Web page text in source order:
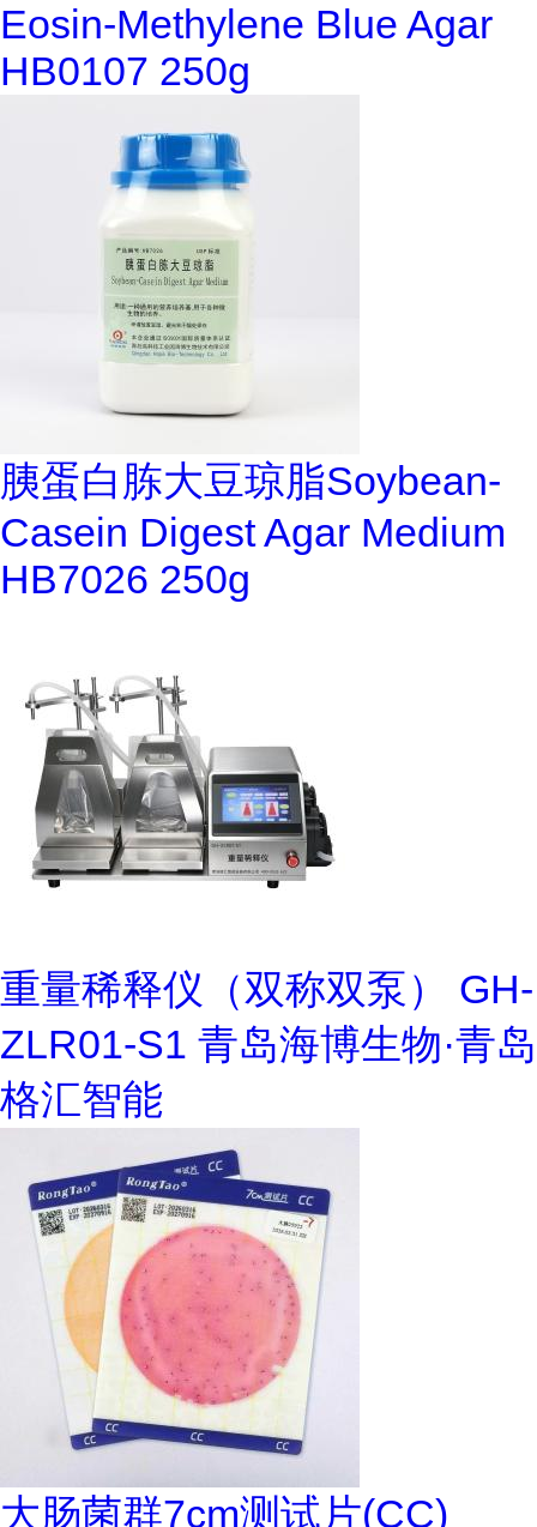
Eosin-Methylene Blue Agar
HB0107 250g
胰蛋白胨大豆琼脂Soybean-
Casein Digest Agar Medium
HB7026 250g
重量稀释仪（双称双泵） GH-
ZLR01-S1 青岛海博生物·青岛
格汇智能
大肠菌群7cm测试片(CC)